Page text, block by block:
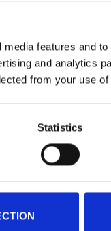
features and
and analytics
from your use
Statistics